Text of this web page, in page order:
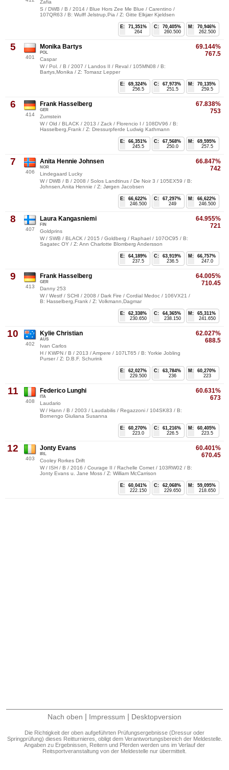
Zafia
S / DWB / B / 2014 / Blue Hors Zee Me Blue / Carentino /
107QR63 / B: Wulff Jelstrup,Pia / Z: Gitte Elkjær Kjeldsen
M:
70,946%
262.500
C:
70,405%
260.500
E:
71,351%
264
5
401
69.144%
767.5
Monika Bartys
POL
Caspar
W / Pol. / B / 2007 / Landos II / Reval / 105MN08 / B:
Bartys,Monika / Z: Tomasz Lepper
M:
70,135%
259.5
C:
67,973%
251.5
E:
69,324%
256.5
6
414
67.838%
753
Frank Hasselberg
GER
Zumstein
W / Old / BLACK / 2013 / Zack / Florencio I / 108DV96 / B:
Hasselberg,Frank / Z: Dressurpferde Ludwig Kathmann
M:
69,595%
257.5
C:
67,568%
250.0
E:
66,351%
245.5
7
406
66.847%
742
Anita Hennie Johnsen
NOR
Lindegaard Lucky
W / DWB / B / 2008 / Solos Landtinus / De Noir 3 / 105EX59 / B:
Johnsen,Anita Hennie / Z: Jørgen Jacobsen
M:
66,622%
246.500
C:
67,297%
249
E:
66,622%
246.500
8
407
64.955%
721
Laura Kangasniemi
FIN
Goldprins
W / SWB / BLACK / 2015 / Goldberg / Raphael / 107OC95 / B:
Sagatec OY / Z: Ann Charlotte Blomberg Andersson
M:
66,757%
247.0
C:
63,919%
236.5
E:
64,189%
237.5
9
413
64.005%
710.45
Frank Hasselberg
GER
Danny 253
W / Westf / SCHI / 2008 / Dark Fire / Cordial Medoc / 106VX21 /
B: Hasselberg,Frank / Z: Volkmann,Dagmar
M:
65,311%
241.650
C:
64,365%
238.150
E:
62,338%
230.650
10
402
62.027%
688.5
Kylie Christian
AUS
Ivan Carlos
H / KWPN / B / 2013 / Ampere / 107LT65 / B: Yorkie Jobling
Purser / Z: D.B.F. Schurink
M:
60,270%
223
C:
63,784%
236
E:
62,027%
229.500
11
408
60.631%
673
Federico Lunghi
ITA
Laudario
W / Hann / B / 2003 / Laudabilis / Regazzoni / 104SK83 / B:
Bornengo Giuliana Susanna
M:
60,405%
223.5
C:
61,216%
226.5
E:
60,270%
223.0
12
403
60.401%
670.45
Jonty Evans
IRL
Cooley Rorkes Drift
W / ISH / B / 2016 / Courage II / Rachelle Comet / 103RW02 / B:
Jonty Evans u. Jane Moss / Z: William McCarrison
M:
59,095%
218.650
C:
62,068%
229.650
E:
60,041%
222.150
Nach oben | Impressum | Desktopversion
Die Richtigkeit der oben aufgeführten Prüfungsergebnisse (Dressur oder
Springprüfung) dieses Reitturnieres, obligt dem Verantwortungsbereich der Meldestelle.
Angaben zu Ergebnissen, Reitern und Pferden werden uns im Verlauf der
Reitsportveranstaltung von der Meldestelle nur übermittelt.